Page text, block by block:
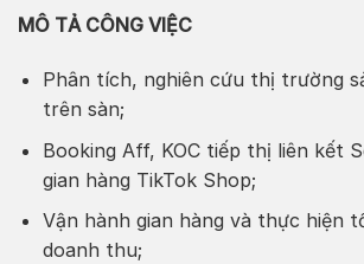
MÔ TẢ CÔNG VIỆC
Phân tích, nghiên cứu thị trường
trên sàn;
Booking Aff, KOC tiếp thị liên kết
gian hàng TikTok Shop;
Vận hành gian hàng và thực hiện
doanh thu;